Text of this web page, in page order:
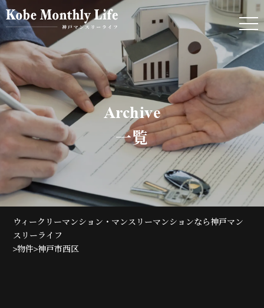
Archive
一覧
ウィークリーマンション・マンスリーマンションなら神戸マン
スリーライフ
>物件>神戸市西区